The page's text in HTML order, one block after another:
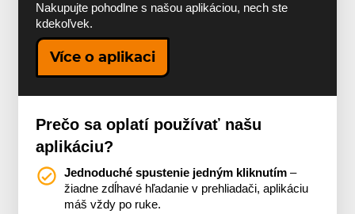
Nakupujte pohodlne s našou aplikáciou, nech ste
kdekoľvek.
Více o aplikaci
Prečo sa oplatí používať našu
aplikáciu?
Jednoduché spustenie jedným kliknutím –
žiadne zdĺhavé hľadanie v prehliadači, aplikáciu
máš vždy po ruke.